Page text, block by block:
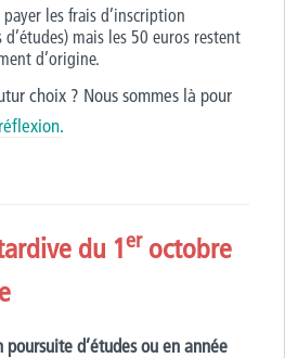
payer les frais d’inscription
mais les 50 euros restent
d’origine.
choix ? Nous sommes là pour
du 1eroctobre
poursuite d’études ou en année